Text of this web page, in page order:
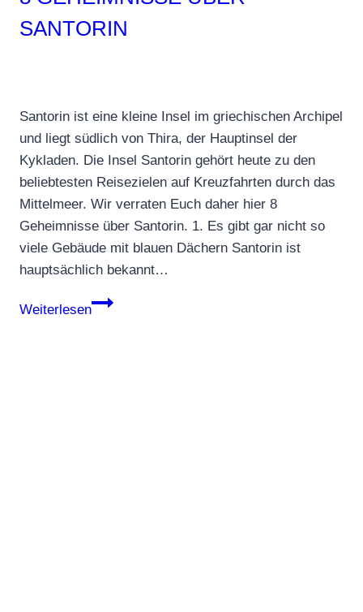
SANTORIN
Santorin ist eine kleine Insel im griechischen Archipel
und liegt südlich von Thira, der Hauptinsel der
Kykladen. Die Insel Santorin gehört heute zu den
beliebtesten Reisezielen auf Kreuzfahrten durch das
Mittelmeer. Wir verraten Euch daher hier 8
Geheimnisse über Santorin. 1. Es gibt gar nicht so
viele Gebäude mit blauen Dächern Santorin ist
hauptsächlich bekannt…
Weiterlesen
8